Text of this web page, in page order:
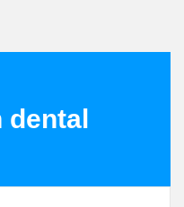
dental